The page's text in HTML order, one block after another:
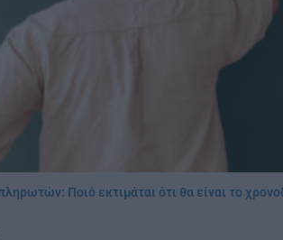
Ποιό εκτιμάται ότι θα είναι το